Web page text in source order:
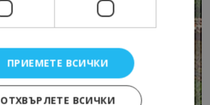
ПРИЕМЕТЕ ВСИЧКИ
ОТХВЪРЛЕТЕ ВСИЧКИ